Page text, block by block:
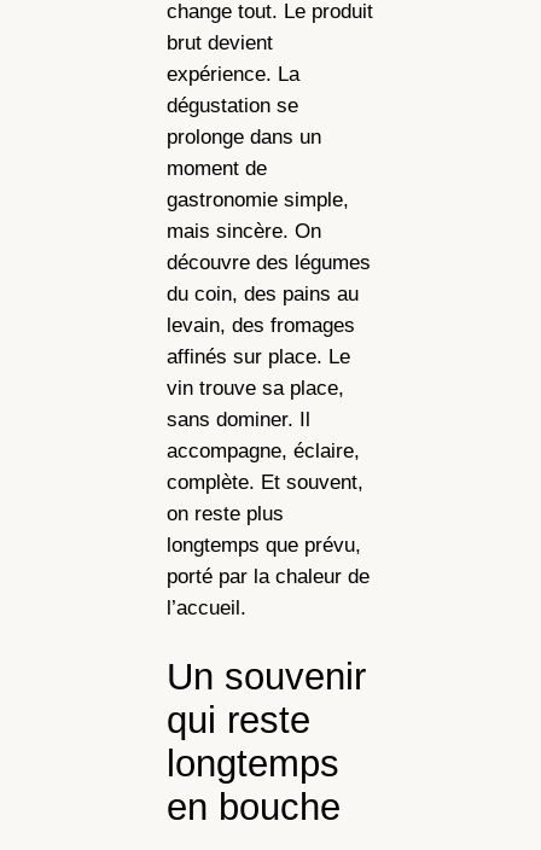
change tout. Le produit
brut devient
expérience. La
dégustation se
prolonge dans un
moment de
gastronomie simple,
mais sincère. On
découvre des légumes
du coin, des pains au
levain, des fromages
affinés sur place. Le
vin trouve sa place,
sans dominer. Il
accompagne, éclaire,
complète. Et souvent,
on reste plus
longtemps que prévu,
porté par la chaleur de
l’accueil.
Un souvenir
qui reste
longtemps
en bouche